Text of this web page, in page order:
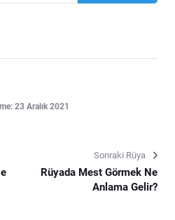
23 Aralık 2021
Sonraki Rüya
Rüyada Mest Görmek Ne
Anlama Gelir?